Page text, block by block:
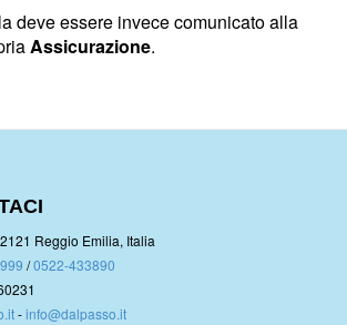
deve essere invece comunicato alla
Assicurazione.
Reggio Emilia, Italia
/0522-433890
-info@dalpasso.it